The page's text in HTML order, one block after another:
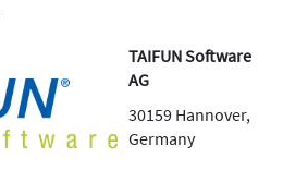
TAIFUN Software
AG
30159 Hannover,
Germany